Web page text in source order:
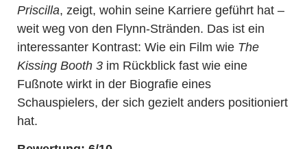
Priscilla, zeigt, wohin seine Karriere geführt hat –
weit weg von den Flynn-Stränden. Das ist ein
interessanter Kontrast: Wie ein Film wie The
Kissing Booth 3 im Rückblick fast wie eine
Fußnote wirkt in der Biografie eines
Schauspielers, der sich gezielt anders positioniert
hat.